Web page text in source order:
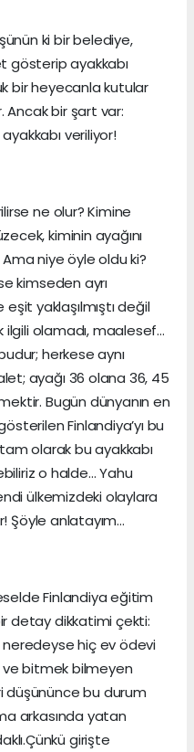
ki bir belediye,
gösterip ayakkabı
bir heyecanla kutular
Ancak bir şart var:
veriliyor!
ne olur? Kimine
kiminin ayağını
Ama niye öyle oldu ki?
kimseden ayrı
yaklaşılmıştı değil
olamadı, maalesef…
herkese aynı
ayağı 36 olana 36, 45
Bugün dünyanın en
Finlandiya’yı bu
olarak bu ayakkabı
o halde… Yahu
ülkemizdeki olaylara
Şöyle anlatayım…
Finlandiya eğitim
detay dikkatimi çekti:
neredeyse hiç ev ödevi
ve bitmek bilmeyen
bu durum
arkasında yatan
girişte